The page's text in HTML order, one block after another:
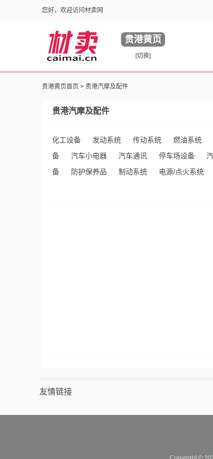
您好，欢迎访问材卖网
贵港黄页
[切换]
贵港黄页首页 > 贵港汽摩及配件
贵港汽摩及配件
化工设备 发动系统 传动系统 燃油系统
备
汽车小电器 汽车通讯 停车场设备
备
防护保养品 制动系统 电源/点火系统
友情链接